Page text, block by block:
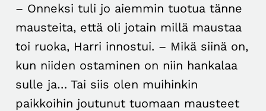
– Onneksi tuli jo aiemmin tuotua tänne
mausteita, että oli jotain millä maustaa
toi ruoka, Harri innostui. – Mikä siinä on,
kun niiden ostaminen on niin hankalaa
sulle ja… Tai siis olen muihinkin
paikkoihin joutunut tuomaan mausteet